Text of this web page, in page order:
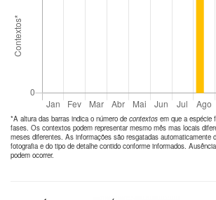
*A altura das barras indica o número de contextos em que a espécie
fases. Os contextos podem representar mesmo mês mas locais
meses diferentes. As informações são resgatadas automaticamente
fotografia e do tipo de detalhe contido conforme informados.
podem ocorrer.